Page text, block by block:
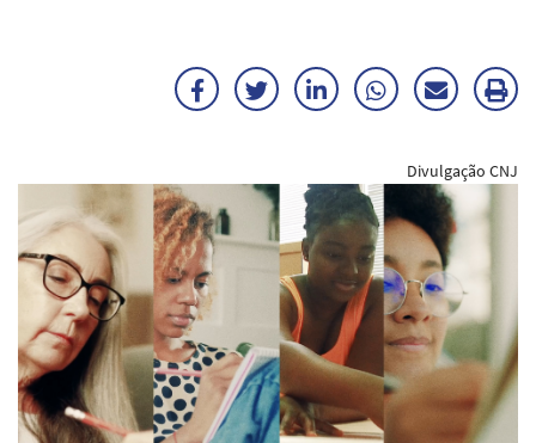
FacebookTwitterLinkedInWhatsApp
Enviar
E-
mail
Divulgação CNJ